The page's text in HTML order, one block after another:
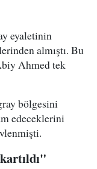
eyaletinin
almıştı. Bu
Ahmed tek
bölgesini
edeceklerini